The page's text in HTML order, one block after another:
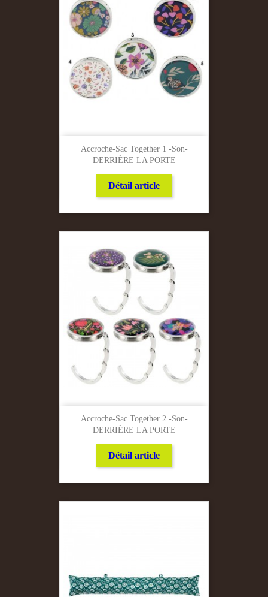
Accroche-Sac Together 1 -Son-
DERRIÈRE LA PORTE
Détail article
Accroche-Sac Together 2 -Son-
DERRIÈRE LA PORTE
Détail article